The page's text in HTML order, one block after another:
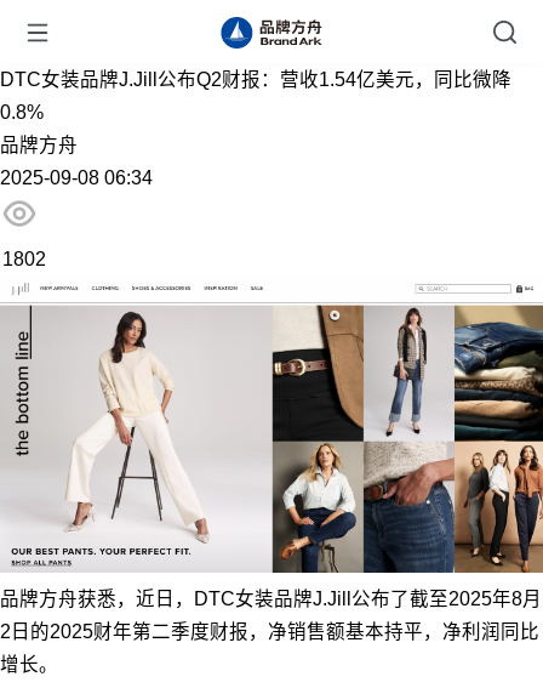
DTC女装品牌J.Jill公布Q2财报：营收1.54亿美元，同比微降
0.8%
品牌方舟
2025-09-08 06:34
1802
品牌方舟获悉，近日，DTC女装品牌J.Jill公布了截至2025年8月
2日的2025财年第二季度财报，净销售额基本持平，净利润同比
增长。